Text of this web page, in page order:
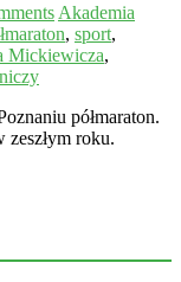
Akademia
, sport,
Mickiewicza,
półmaraton.
zeszłym roku.